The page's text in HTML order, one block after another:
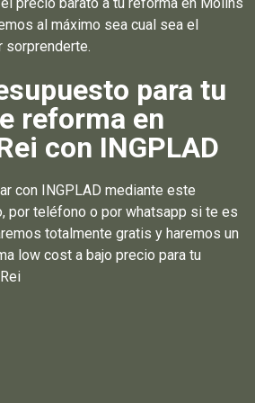
al máximo sea cual sea el
sorprenderte.
para tu
reforma en
con INGPLAD
con INGPLAD mediante este
por teléfono o por whatsapp si te es
totalmente gratis y haremos un
low cost a bajo precio para tu